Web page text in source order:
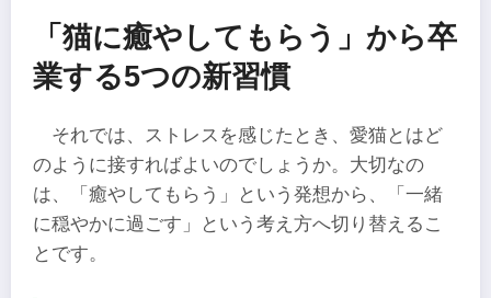
「猫に癒やしてもらう」から卒
業する5つの新習慣
それでは、ストレスを感じたとき、愛猫とはど
のように接すればよいのでしょうか。大切なの
は、「癒やしてもらう」という発想から、「一緒
に穏やかに過ごす」という考え方へ切り替えるこ
とです。